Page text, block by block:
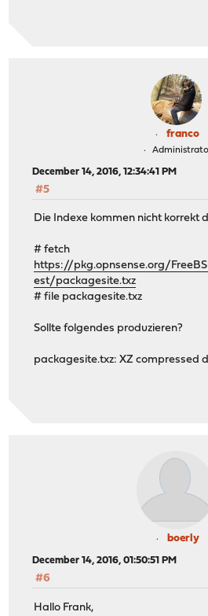
franco
December 14, 2016, 12:34:41 PM
#5
Die Indexe kommen nicht korrekt
# fetch
https://pkg.opnsense.org/
est/packagesite.txz
# file packagesite.txz
Sollte folgendes produzieren?
packagesite.txz: XZ compressed
boerly
December 14, 2016, 01:50:51 PM
#6
Hallo Frank,